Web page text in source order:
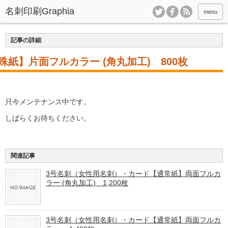
menu
記事の詳細
紙】片面フルカラー (角丸加工) 800枚
只今メンテナンス中です。
しばらくお待ちください。
関連記事
3号名刺（女性用名刺）・カード【通常紙】両面フルカ
ラー (角丸加工) 1,200枚
3号名刺（女性用名刺）・カード【通常紙】両面フルカ